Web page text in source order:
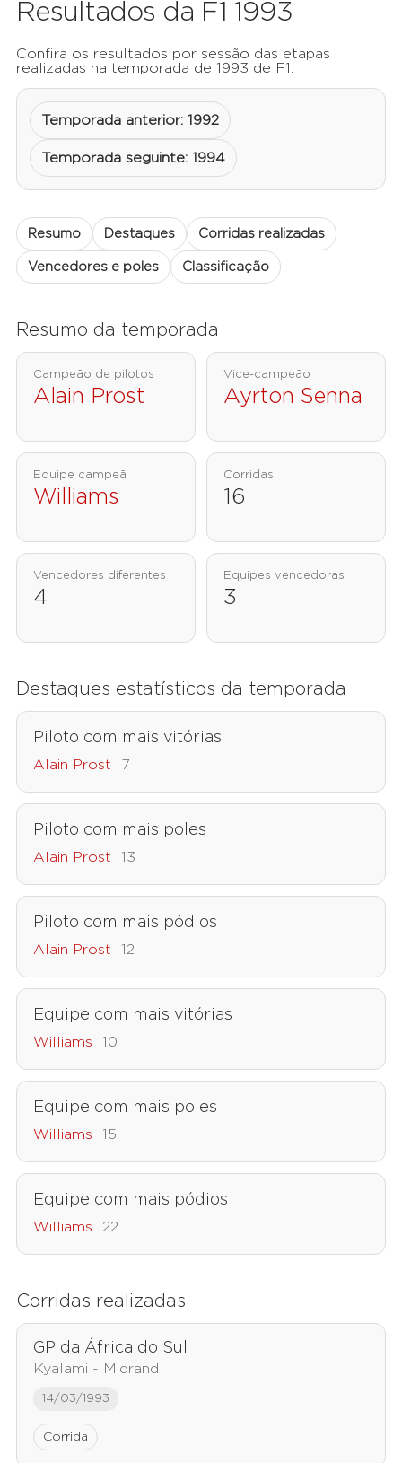
Resultados da F1 1993
Confira os resultados por sessão das etapas
realizadas na temporada de 1993 de F1.
Temporada anterior: 1992
Temporada seguinte: 1994
Resumo Destaques Corridas realizadas
Vencedores e poles Classificação
Resumo da temporada
Campeão de pilotos
Alain Prost
Vice-campeão
Ayrton Senna
Equipe campeã
Williams
Corridas
16
Vencedores diferentes
4
Equipes vencedoras
3
Destaques estatísticos da temporada
Piloto com mais vitórias
Alain Prost 7
Piloto com mais poles
Alain Prost 13
Piloto com mais pódios
Alain Prost 12
Equipe com mais vitórias
Williams 10
Equipe com mais poles
Williams 15
Equipe com mais pódios
Williams 22
Corridas realizadas
GP da África do Sul
Kyalami - Midrand
14/03/1993
Corrida